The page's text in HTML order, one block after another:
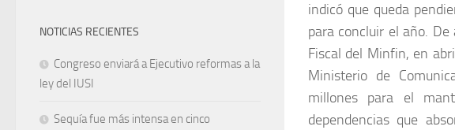
indicó que queda
para concluir el año.
Fiscal del Minfin, en
Ministerio de
millones para el
dependencias que
NOTICIAS RECIENTES
Congreso enviará a Ejecutivo reformas a la
ley del IUSI
Sequía fue más intensa en cinco